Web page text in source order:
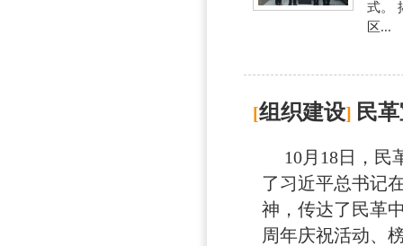
式。
区...
[组织建设] 民
10月18日，民
了习近平总书记
神，传达了民革
周年庆祝活动、